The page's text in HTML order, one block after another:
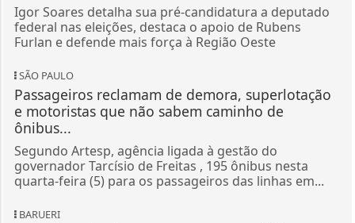
Igor Soares detalha sua pré-candidatura a deputado
federal nas eleições, destaca o apoio de Rubens
Furlan e defende mais força à Região Oeste
SÃO PAULO
Passageiros reclamam de demora, superlotação
e motoristas que não sabem caminho de
ônibus...
Segundo Artesp, agência ligada à gestão do
governador Tarcísio de Freitas , 195 ônibus nesta
quarta-feira (5) para os passageiros das linhas em...
BARUERI